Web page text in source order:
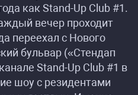
как Stand-Up Club #1.
вечер проходит
переехал с Нового
бульвар («Стендап
Stand-Up Club #1 в
шоу с резидентами